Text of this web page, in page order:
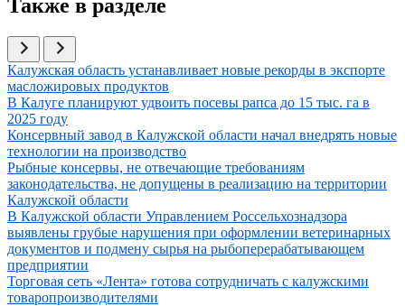
Также в разделе
Иллюстрация новости
Калужская область устанавливает новые рекорды в экспорте
масложировых продуктов
Иллюстрация новости
В Калуге планируют удвоить посевы рапса до 15 тыс. га в
2025 году
Иллюстрация новости
Консервный завод в Калужской области начал внедрять новые
технологии на производство
Иллюстрация новости
Рыбные консервы, не отвечающие требованиям
законодательства, не допущены в реализацию на территории
Калужской области
Иллюстрация новости
В Калужской области Управлением Россельхознадзора
выявлены грубые нарушения при оформлении ветеринарных
документов и подмену сырья на рыбоперерабатывающем
предприятии
Иллюстрация новости
Торговая сеть «Лента» готова сотрудничать с калужскими
товаропроизводителями